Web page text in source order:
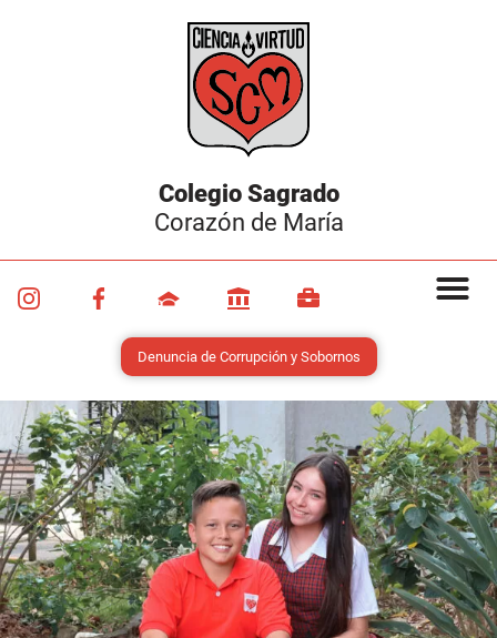
Colegio Sagrado
Corazón de María
Denuncia de Corrupción y Sobornos